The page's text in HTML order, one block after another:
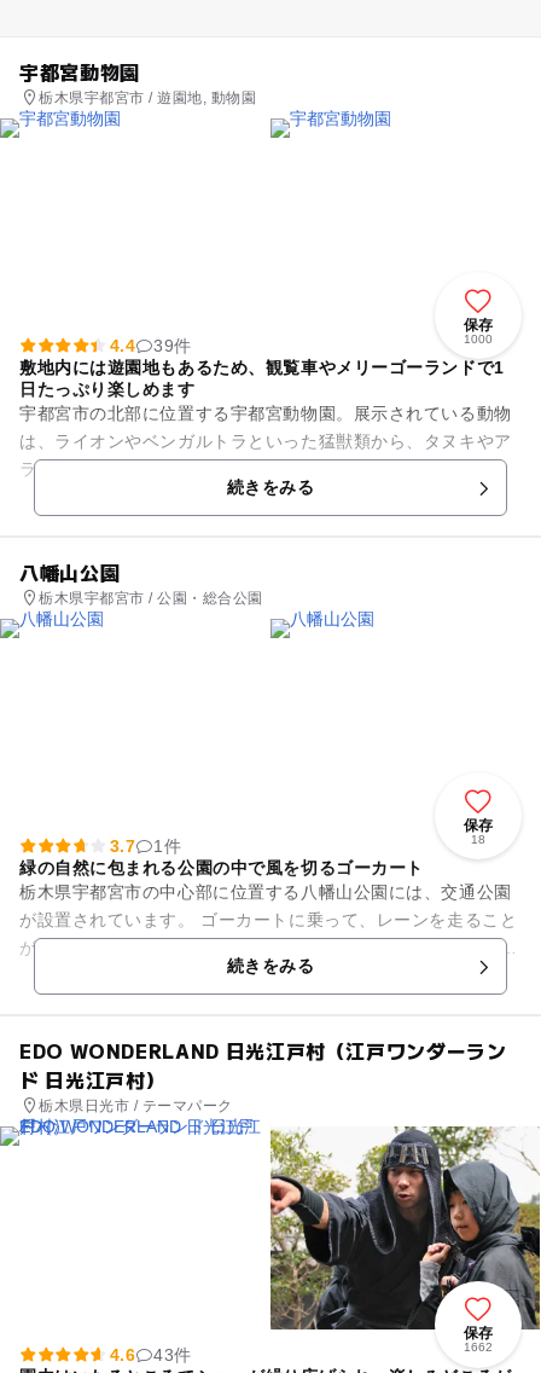
宇都宮動物園
栃木県宇都宮市 / 遊園地, 動物園
保存
1000
4.4
39件
敷地内には遊園地もあるため、観覧車やメリーゴーランドで1
日たっぷり楽しめます
宇都宮市の北部に位置する宇都宮動物園。展示されている動物
は、ライオンやベンガルトラといった猛獣類から、タヌキやア
ライグマなどの小獣類まで、全95種類400点に及びます。園内
の「なかよしランド」で...続きをみる
八幡山公園
栃木県宇都宮市 / 公園・総合公園
保存
18
3.7
1件
緑の自然に包まれる公園の中で風を切るゴーカート
栃木県宇都宮市の中心部に位置する八幡山公園には、交通公園
が設置されています。 ゴーカートに乗って、レーンを走ること
ができます。 レーンの周囲には緑の自然に包まれ、ゴーカート
続きをみる
EDO WONDERLAND 日光江戸村（江戸ワンダーラン
ド 日光江戸村）
栃木県日光市 / テーマパーク
保存
1662
4.6
43件